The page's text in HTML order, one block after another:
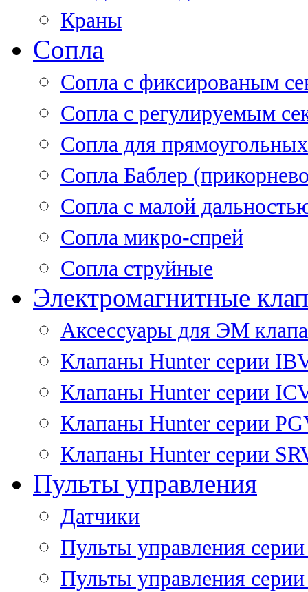
Краны
Сопла
Cопла с фиксированым
Сопла с регулируемым
Сопла для
Сопла Баблер
Сопла с малой
Сопла микро-спрей
Сопла струйные
Электромагнитные
Аксессуары для ЭМ
Клапаны Hunter серии
Клапаны Hunter серии
Клапаны Hunter серии
Клапаны Hunter серии
Пульты управления
Датчики
Пульты управления
Пульты управления